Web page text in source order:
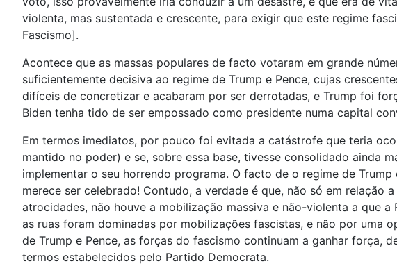
violenta, mas sustentada e crescente, para exigir que este regime
Fascismo].
Acontece que as massas populares de facto votaram em grande
suficientemente decisiva ao regime de Trump e Pence, cujas
difíceis de concretizar e acabaram por ser derrotadas, e Trump foi
Biden tenha tido de ser empossado como presidente numa capital
Em termos imediatos, por pouco foi evitada a catástrofe que teria
mantido no poder) e se, sobre essa base, tivesse consolidado ainda
implementar o seu horrendo programa. O facto de o regime de
merece ser celebrado! Contudo, a verdade é que, não só em relação
atrocidades, não houve a mobilização massiva e não-violenta a que
as ruas foram dominadas por mobilizações fascistas, e não por uma
de Trump e Pence, as forças do fascismo continuam a ganhar força,
termos estabelecidos pelo Partido Democrata.